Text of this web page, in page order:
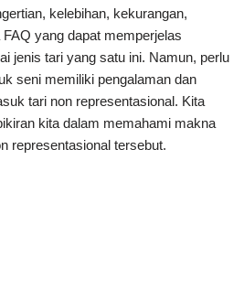
kelebihan, kekurangan,
yang dapat memperjelas
jenis tari yang satu ini. Namun, perlu
seni memiliki pengalaman dan
tari non representasional. Kita
kita dalam memahami makna
representasional tersebut.